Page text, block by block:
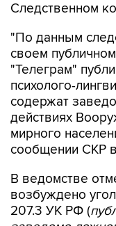
"По данным
"Телеграм"
психолого-
содержат
действиях
мирного
сообщении СКР в
В ведомстве
207.3 УК РФ (
заведомо
использовании